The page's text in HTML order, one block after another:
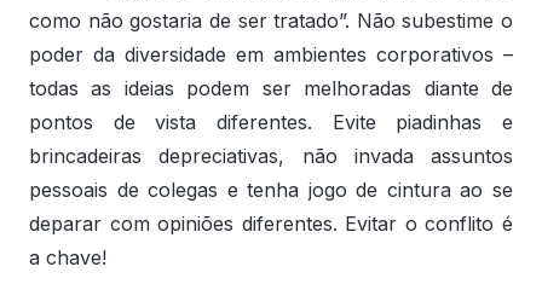
como não gostaria de ser tratado”. Não subestime o
poder da diversidade em ambientes corporativos –
todas as ideias podem ser melhoradas diante de
pontos de vista diferentes. Evite piadinhas e
brincadeiras depreciativas, não invada assuntos
pessoais de colegas e tenha jogo de cintura ao se
deparar com opiniões diferentes. Evitar o conflito é
a chave!